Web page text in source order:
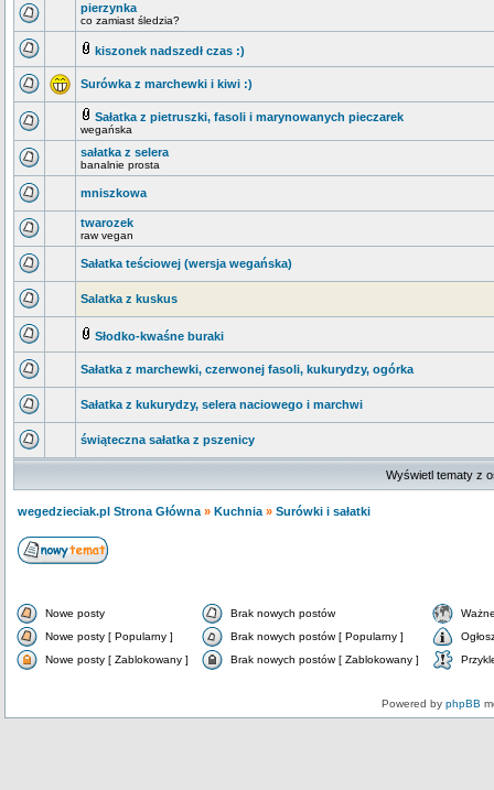
pierzynka
co zamiast śledzia?
kiszonek nadszedł czas :)
Surówka z marchewki i kiwi :)
Sałatka z pietruszki, fasoli i marynowanych pieczarek
wegańska
sałatka z selera
banalnie prosta
mniszkowa
twarozek
raw vegan
Sałatka teściowej (wersja wegańska)
Salatka z kuskus
Słodko-kwaśne buraki
Sałatka z marchewki, czerwonej fasoli, kukurydzy, ogórka
Sałatka z kukurydzy, selera naciowego i marchwi
świąteczna sałatka z pszenicy
Wyświetl tematy z
wegedzieciak.pl Strona Główna » Kuchnia » Surówki i sałatki
Nowe posty Brak nowych postów
Nowe posty [ Popularny ]
Brak nowych postów [ Popularny ]
Nowe posty [ Zablokowany ]
Brak nowych postów [ Zablokowany ]
Powered by phpBB